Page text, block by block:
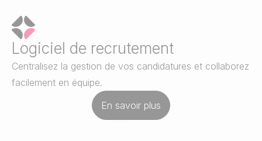
Logiciel de recrutement
Centralisez la gestion de vos candidatures et collaborez
facilement en équipe.
En savoir plus